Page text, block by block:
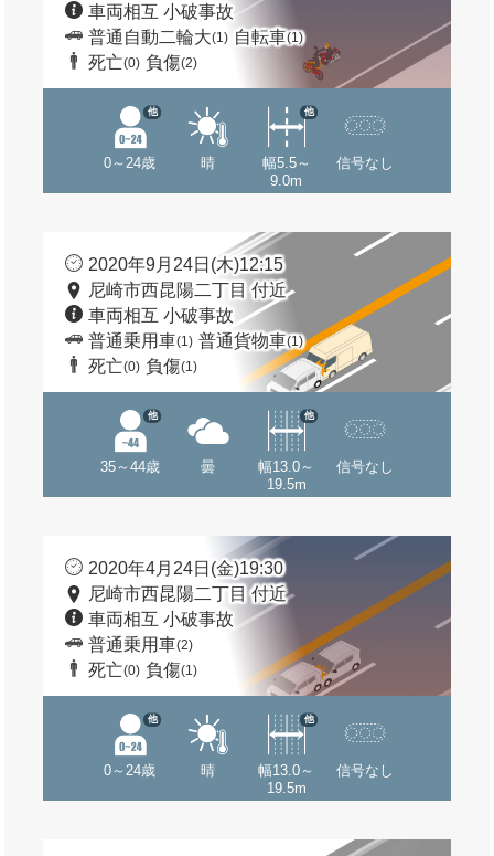
車両相互 小破事故
普通自動二輪大(1) 自転車(1)
死亡(0) 負傷(2)
0～24歳
他
晴
幅5.5～
9.0m
他
信号なし
2020年9月24日(木)12:15
尼崎市西昆陽二丁目 付近
車両相互 小破事故
普通乗用車(1) 普通貨物車(1)
死亡(0) 負傷(1)
35～44歳
他
曇
幅13.0～
19.5m
他
信号なし
2020年4月24日(金)19:30
尼崎市西昆陽二丁目 付近
車両相互 小破事故
普通乗用車(2)
死亡(0) 負傷(1)
0～24歳
他
晴
幅13.0～
19.5m
他
信号なし